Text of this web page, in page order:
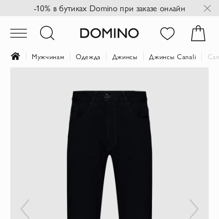
-10% в бутиках Domino при заказе онлайн
Мужчинам Одежда Джинсы Джинсы Canali